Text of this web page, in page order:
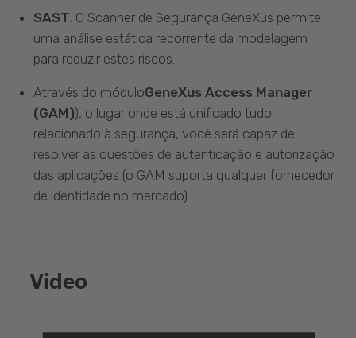
SAST: O Scanner de Segurança GeneXus permite
uma análise estática recorrente da modelagem
para reduzir estes riscos.
Através do móduloGeneXus Access Manager
(GAM)), o lugar onde está unificado tudo
relacionado à segurança, você será capaz de
resolver as questões de autenticação e autorização
das aplicações (o GAM suporta qualquer fornecedor
de identidade no mercado).
Video